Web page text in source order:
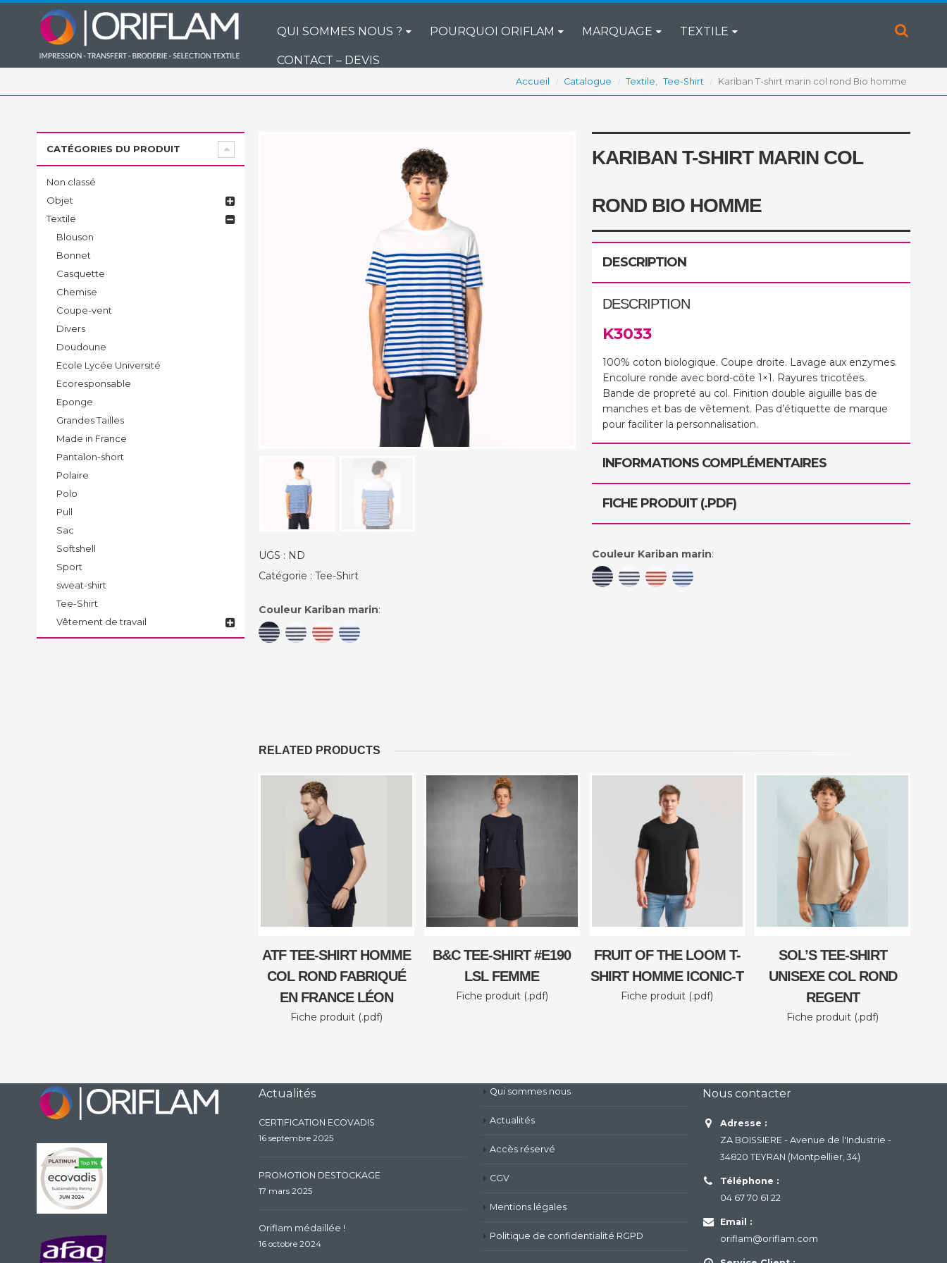
QUI SOMMES NOUS ? POURQUOI ORIFLAM MARQUAGE TEXTILE
CONTACT – DEVIS
Accueil Catalogue Textile, Tee-Shirt Kariban T-shirt marin col rond Bio homme
UGS : ND
Catégorie : Tee-Shirt
Couleur Kariban marin:
KARIBAN T-SHIRT MARIN COL
ROND BIO HOMME
DESCRIPTION
DESCRIPTION
K3033
100% coton biologique. Coupe droite. Lavage aux enzymes.
Encolure ronde avec bord-côte 1×1. Rayures tricotées.
Bande de propreté au col. Finition double aiguille bas de
manches et bas de vêtement. Pas d’étiquette de marque
pour faciliter la personnalisation.
INFORMATIONS COMPLÉMENTAIRES
FICHE PRODUIT (.PDF)
Couleur Kariban marin:
RELATED PRODUCTS
ATF TEE-SHIRT HOMME
COL ROND FABRIQUÉ
EN FRANCE LÉON
Fiche produit (.pdf)
B&C TEE-SHIRT #E190
LSL FEMME
Fiche produit (.pdf)
FRUIT OF THE LOOM T-
SHIRT HOMME ICONIC-T
Fiche produit (.pdf)
SOL’S TEE-SHIRT
UNISEXE COL ROND
REGENT
Fiche produit (.pdf)
CATÉGORIES DU PRODUIT
Non classé
Objet
Textile
Blouson
Bonnet
Casquette
Chemise
Coupe-vent
Divers
Doudoune
Ecole Lycée Université
Ecoresponsable
Eponge
Grandes Tailles
Made in France
Pantalon-short
Polaire
Polo
Pull
Sac
Softshell
Sport
sweat-shirt
Tee-Shirt
Vêtement de travail
Actualités
CERTIFICATION ECOVADIS
16 septembre 2025
PROMOTION DESTOCKAGE
17 mars 2025
Oriflam médaillée !
16 octobre 2024
Qui sommes nous
Actualités
Accès réservé
CGV
Mentions légales
Politique de confidentialité RGPD
Nous contacter
Adresse :
ZA BOISSIERE - Avenue de l'Industrie -
34820 TEYRAN (Montpellier, 34)
Téléphone :
04 67 70 61 22
Email :
oriflam@oriflam.com